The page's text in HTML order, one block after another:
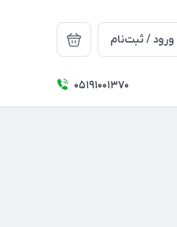
ورود / ثبت‌نام
05191001370